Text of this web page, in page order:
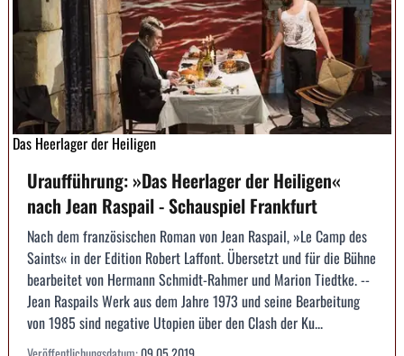
Das Heerlager der Heiligen
Uraufführung: »Das Heerlager der Heiligen«
nach Jean Raspail - Schauspiel Frankfurt
Nach dem französischen Roman von Jean Raspail, »Le Camp des
Saints« in der Edition Robert Laffont. Übersetzt und für die Bühne
bearbeitet von Hermann Schmidt-Rahmer und Marion Tiedtke. --
Jean Raspails Werk aus dem Jahre 1973 und seine Bearbeitung
von 1985 sind negative Utopien über den Clash der Ku...